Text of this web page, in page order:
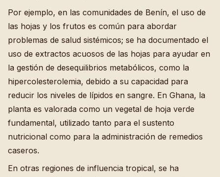
Por ejemplo, en las comunidades de Benín, el uso de
las hojas y los frutos es común para abordar
problemas de salud sistémicos; se ha documentado el
uso de extractos acuosos de las hojas para ayudar en
la gestión de desequilibrios metabólicos, como la
hipercolesterolemia, debido a su capacidad para
reducir los niveles de lípidos en sangre. En Ghana, la
planta es valorada como un vegetal de hoja verde
fundamental, utilizado tanto para el sustento
nutricional como para la administración de remedios
caseros.
En otras regiones de influencia tropical, se ha